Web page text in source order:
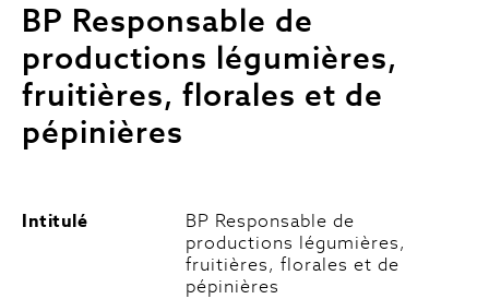
BP Responsable de
productions légumières,
fruitières, florales et de
pépinières
Intitulé
BP Responsable de
productions légumières,
fruitières, florales et de
pépinières